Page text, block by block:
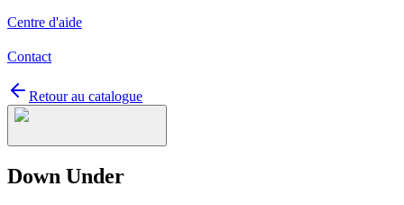
Centre d'aide
Contact
Retour au catalogue
Down Under